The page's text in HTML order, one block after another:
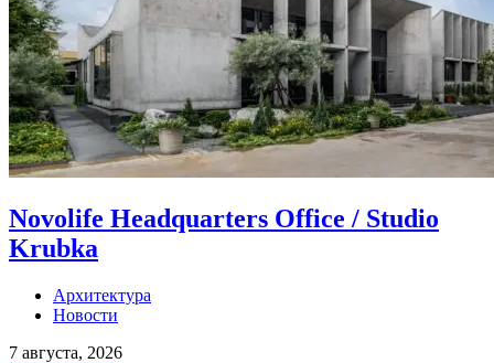
Novolife Headquarters Office / Studio
Krubka
Архитектура
Новости
7 августа, 2026